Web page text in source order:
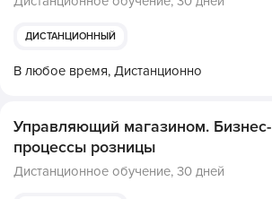
ДИСТАНЦИОННЫЙ
В любое время, Дистанционно
Управляющий магазином. Бизнес-
процессы розницы
Дистанционное обучение, 30 дней